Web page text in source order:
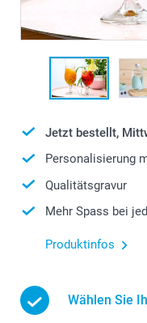
Jetzt bestellt,
Personalisierung
Qualitätsgravur
Mehr Spass bei
Produktinfos
Wählen Sie